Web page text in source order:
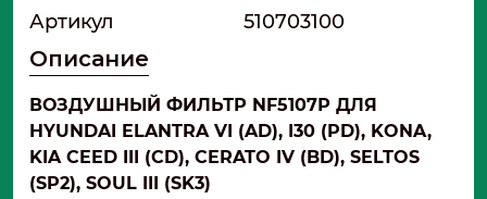
Артикул
510703100
Описание
ВОЗДУШНЫЙ ФИЛЬТР NF5107Р ДЛЯ
HYUNDAI ELANTRA VI (AD), I30 (PD), KONA,
KIA CEED III (CD), CERATO IV (BD), SELTOS
(SP2), SOUL III (SK3)